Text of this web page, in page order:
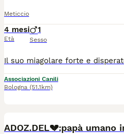
Meticcio
4 mesi
Età
1
Sesso
Associazioni Canili
Bologna (51.1km)